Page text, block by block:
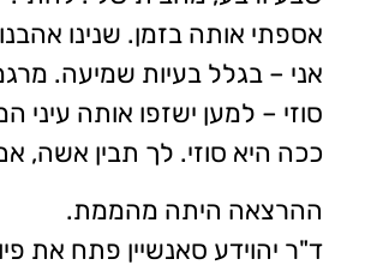
אספתי אותה בזמן. שנינו
אני – בגלל בעיות שמיעה.
סוזי – למען ישזפו אותה עיני
ככה היא סוזי. לך תבין אשה,
ההרצאה היתה מהממת.
ד"ר יהוידע סאנשיין פתח את